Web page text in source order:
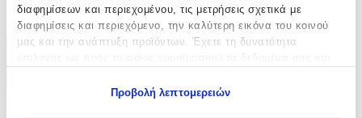
διαφημίσεων και περιεχομένου, τις μετρήσεις σχετικά με
διαφημίσεις και περιεχόμενο, την καλύτερη εικόνα του κοινού
μας και την ανάπτυξη προϊόντων. Έχετε τη δυνατότητα
Προβολή λεπτομερειών
Σαΐτα